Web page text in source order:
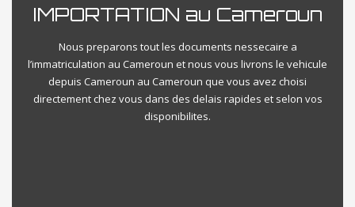
IMPORTATION au Cameroun
Nous preparons tout les documents nessecaire a
l’immatriculation au Cameroun et nous vous livrons le vehicule
depuis Cameroun au Cameroun que vous avez choisi
directement chez vous dans des delais rapides et selon vos
disponibilites.